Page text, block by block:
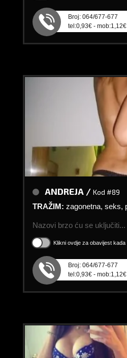
Broj: 064/677-677
tel:0,93€ -
ANDREJA / Kod #89
TRAŽIM: zagonetna, seks,
Nazovi brzo ću se uključiti...
Klikni ovdje za obavijest
Broj: 064/677-677
tel:0,93€ -